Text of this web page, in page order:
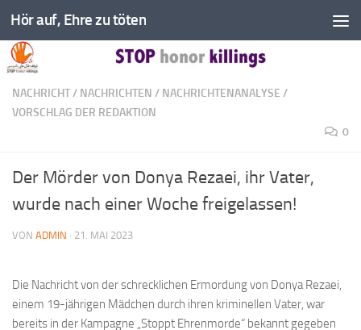
Zum Inhalt springen
Hör auf, Ehre zu töten
NACHRICHT/ NACHRICHTEN / NACHRICHTENANALYSE /
VORSCHLAG DER REDAKTION
0
Der Mörder von Donya Rezaei, ihr Vater,
wurde nach einer Woche freigelassen!
VON ADMIN · 21. MAI 2023
Die Nachricht von der schrecklichen Ermordung von Donya Rezaei,
einem 19-jährigen Mädchen durch ihren kriminellen Vater, war
bereits in der Kampagne „Stoppt Ehrenmorde“ bekannt gegeben